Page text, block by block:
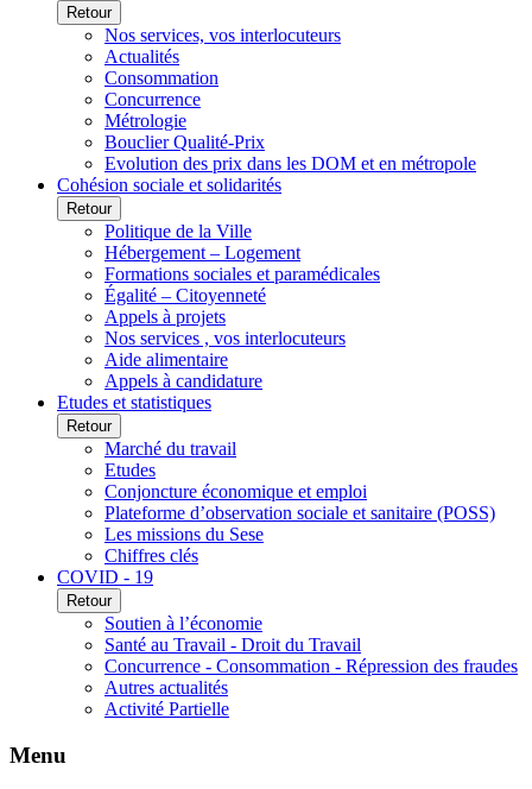
Retour
Nos services, vos interlocuteurs
Actualités
Consommation
Concurrence
Métrologie
Bouclier Qualité-Prix
Evolution des prix dans les DOM et en métropole
Cohésion sociale et solidarités
Retour
Politique de la Ville
Hébergement – Logement
Formations sociales et paramédicales
Égalité – Citoyenneté
Appels à projets
Nos services , vos interlocuteurs
Aide alimentaire
Appels à candidature
Etudes et statistiques
Retour
Marché du travail
Etudes
Conjoncture économique et emploi
Plateforme d’observation sociale et sanitaire (POSS)
Les missions du Sese
Chiffres clés
COVID - 19
Retour
Soutien à l’économie
Santé au Travail - Droit du Travail
Concurrence - Consommation - Répression des fraudes
Autres actualités
Activité Partielle
Menu